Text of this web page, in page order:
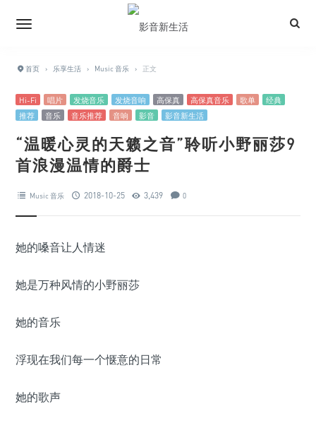
首页 › 乐享生活 › Music 音乐 › 正文
Hi-Fi 唱片 发烧音乐 发烧音响 高保真 高保真音乐 歌单
经典
推荐
音乐 音乐推荐 音响 影音 影音新生活
“温暖心灵的天籁之音”聆听小野丽莎9
首浪漫温情的爵士
Music 音乐 2018-10-25 3,439 0
她的嗓音让人情迷
她是万种风情的小野丽莎
她的音乐
浮现在我们每一个惬意的日常
她的歌声